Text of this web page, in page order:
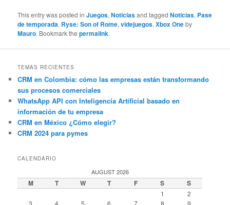
This entry was posted inJuegos,Noticiasand taggedNoticias, Pase
de temporada, Ryse: Son of Rome,videjuegos,Xbox Oneby
Mauro. Bookmark thepermalink.
TEMAS RECIENTES
CRM en Colombia: cómo las empresas están transformando
sus procesos comerciales
WhatsApp API con Inteligencia Artificial basado en
información de tu empresa
CRM en México ¿Cómo elegir?
CRM 2024 para pymes
CALENDARIO
AUGUST 2026
M T W T F S S
1
2
3
4 5 6 7 8
9